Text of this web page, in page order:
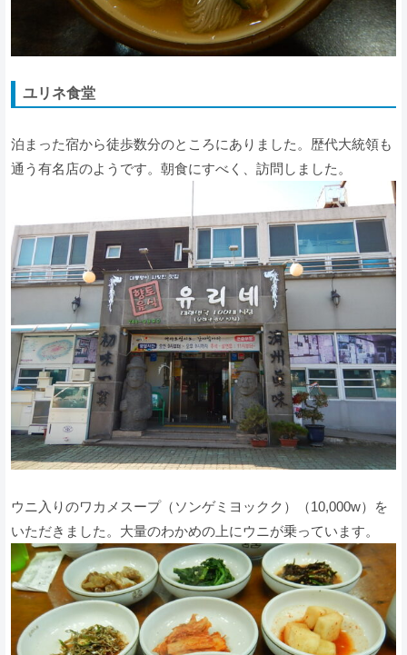
ユリネ食堂
泊まった宿から徒歩数分のところにありました。歴代大統領も
通う有名店のようです。朝食にすべく、訪問しました。
ウニ入りのワカメスープ（ソンゲミヨックク）（10,000w）を
いただきました。大量のわかめの上にウニが乗っています。